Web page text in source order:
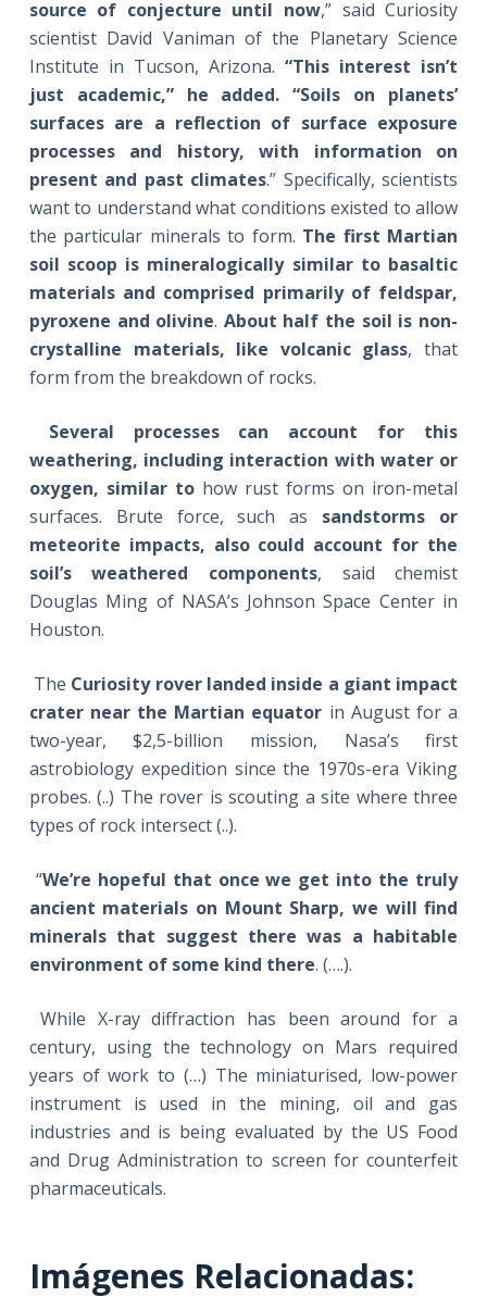
source of conjecture until now,” said Curiosity
scientist David Vaniman of the Planetary Science
Institute in Tucson, Arizona.“This interest isn’t
just academic,” he added. “Soils on planets’
surfaces are a reflection of surface exposure
processes and history, with information on
present and past climates.” Specifically, scientists
want to understand what conditions existed to allow
the particular minerals to form. The first Martian
soil scoop is mineralogically similar to basaltic
materials and comprised primarily of feldspar,
pyroxene and olivine. About half the soil is non-
crystalline materials, like volcanic glass, that
form from the breakdown of rocks.
Several processes can account for this
weathering, including interaction with water or
oxygen, similar tohow rust forms on iron-metal
surfaces. Brute force, such as sandstorms or
meteorite impacts, also could account for the
soil’s weathered components, said chemist
Douglas Ming of NASA’s Johnson Space Center in
Houston.
The Curiosity rover landed inside a giant impact
crater near the Martian equator in August for a
two-year, $2,5-billion mission, Nasa’s first
astrobiology expedition since the 1970s-era Viking
probes. (..) The rover is scouting a site where three
types of rock intersect (..).
“We’re hopeful that once we get into the truly
ancient materials on Mount Sharp, we will find
minerals that suggest there was a habitable
environment of some kind there. (….).
While X-ray diffraction has been around for a
century, using the technology on Mars required
years of work to (…) The miniaturised, low-power
instrument is used in the mining, oil and gas
industries and is being evaluated by the US Food
and Drug Administration to screen for counterfeit
pharmaceuticals.
Imágenes Relacionadas: